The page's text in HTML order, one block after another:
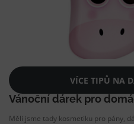
VÍCE TIPŮ NA
Vánoční dárek pro
Měli jsme tady kosmetiku pro pány,